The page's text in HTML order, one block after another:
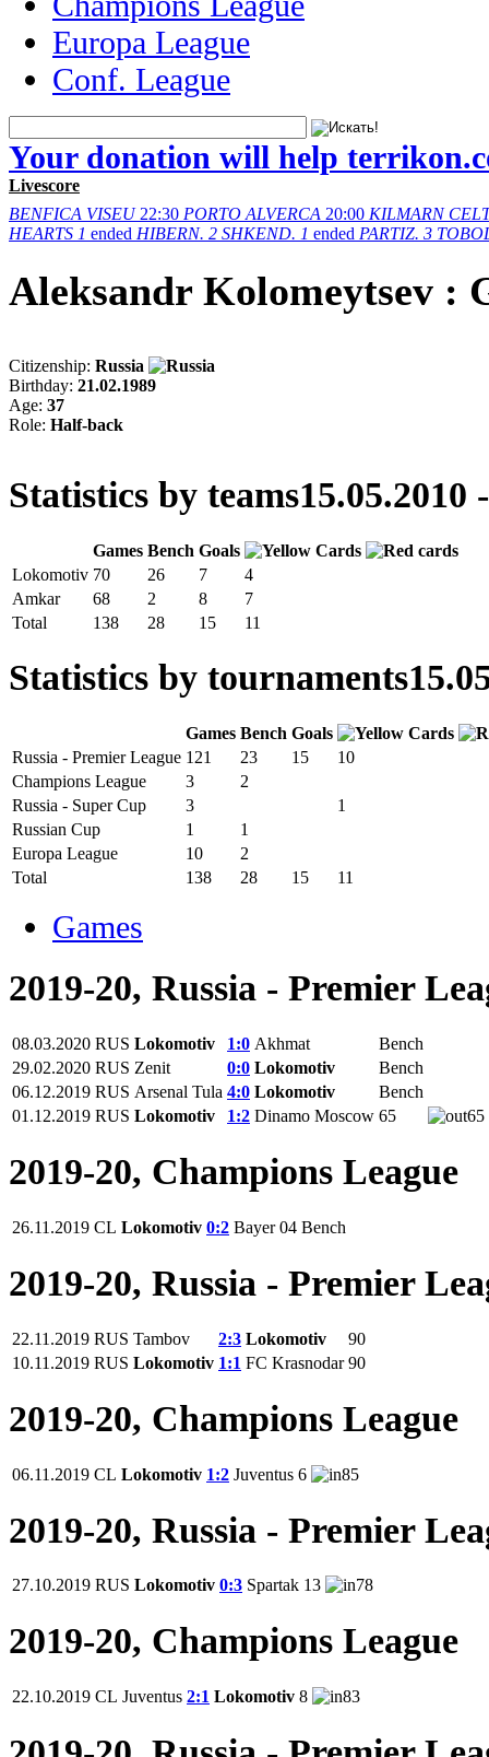
Europa League
Conf. League
Your donation will help
Livescore
BENFICA VISEU 22:30 PORTO ALVERCA 20:00 KILMARN
HEARTS 1 ended HIBERN. 2 SHKEND. 1 ended PARTIZ. 3
Aleksandr Kolomeytsev :
Citizenship: Russia
Birthday: 21.02.1989
Age: 37
Role: Half-back
Statistics by teams15.05.2010
Games Bench Goals
Lokomotiv 70 26 7
4
Amkar
68 2 8
7
Total
138 28 15 11
Statistics by tournaments
Games Bench Goals
Russia - Premier League 121 23 15
10
Champions League
3
2
Russia - Super Cup
3
1
Russian Cup
1
1
Europa League
10
2
Total
138 28 15 11
Games
2019-20, Russia - Premier
08.03.2020 RUS Lokomotiv 1:0 Akhmat
Bench
29.02.2020 RUS Zenit 0:0 Lokomotiv
Bench
06.12.2019 RUS Arsenal Tula 4:0 Lokomotiv
Bench
01.12.2019 RUS Lokomotiv 1:2 Dinamo Moscow 65 65
2019-20, Champions League
26.11.2019 CL Lokomotiv 0:2 Bayer 04 Bench
2019-20, Russia - Premier
22.11.2019 RUS Tambov 2:3 Lokomotiv
90
10.11.2019 RUS Lokomotiv 1:1 FC Krasnodar 90
2019-20, Champions League
06.11.2019 CL Lokomotiv 1:2 Juventus 6 85
2019-20, Russia - Premier
27.10.2019 RUS Lokomotiv 0:3 Spartak 13 78
2019-20, Champions League
22.10.2019 CL Juventus 2:1 Lokomotiv 8 83